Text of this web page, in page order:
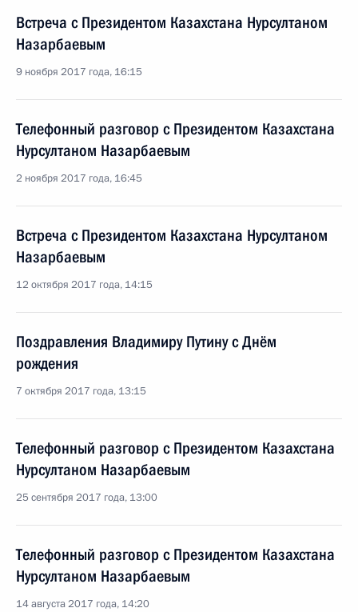
Встреча с Президентом Казахстана Нурсултаном
Назарбаевым
9 ноября 2017 года, 16:15
Телефонный разговор с Президентом Казахстана
Нурсултаном Назарбаевым
2 ноября 2017 года, 16:45
Встреча с Президентом Казахстана Нурсултаном
Назарбаевым
12 октября 2017 года, 14:15
Поздравления Владимиру Путину с Днём
рождения
7 октября 2017 года, 13:15
Телефонный разговор с Президентом Казахстана
Нурсултаном Назарбаевым
25 сентября 2017 года, 13:00
Телефонный разговор с Президентом Казахстана
Нурсултаном Назарбаевым
14 августа 2017 года, 14:20